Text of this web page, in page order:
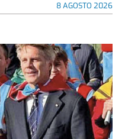
8 AGOSTO 2026